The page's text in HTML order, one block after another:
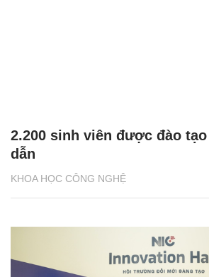
KHOA HỌC CÔNG NGHỆ
2.200 sinh viên được đào tạo
dẫn